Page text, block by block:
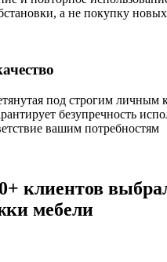
а не покупку новых
под строгим личным
безупречность
вашим потребностям
клиентов
мебели